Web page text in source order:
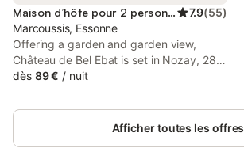
Maison d’hôte pour 2 personnes 7.9(55)
Marcoussis, Essonne
Offering a garden and garden view,
Château de Bel Ebat is set in Nozay, 28
km from Palace of Versailles and 29 km
dès 89 € / nuit
Afficher toutes les offres